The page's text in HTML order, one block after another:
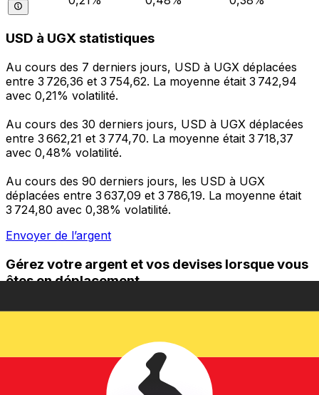
USD à UGX statistiques
Au cours des 7 derniers jours, USD à UGX déplacées
entre 3 726,36 et 3 754,62. La moyenne était 3 742,94
avec 0,21% volatilité.
Au cours des 30 derniers jours, USD à UGX déplacées
entre 3 662,21 et 3 774,70. La moyenne était 3 718,37
avec 0,48% volatilité.
Au cours des 90 derniers jours, les USD à UGX
déplacées entre 3 637,09 et 3 786,19. La moyenne était
3 724,80 avec 0,38% volatilité.
Envoyer de l’argent
Gérez votre argent et vos devises lorsque vous
êtes en déplacement
L'application Xe réunit toutes les fonctionnalités
programmez des alertes de taux et transférez de
l'argent à l'étranger sans frais cachés. Téléchargez
l'application dès aujourd'hui !